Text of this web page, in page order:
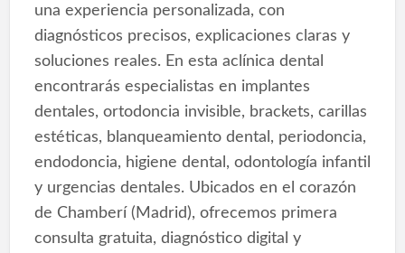
una experiencia personalizada, con
diagnósticos precisos, explicaciones claras y
soluciones reales. En esta aclínica dental
encontrarás especialistas en implantes
dentales, ortodoncia invisible, brackets, carillas
estéticas, blanqueamiento dental, periodoncia,
endodoncia, higiene dental, odontología infantil
y urgencias dentales. Ubicados en el corazón
de Chamberí (Madrid), ofrecemos primera
consulta gratuita, diagnóstico digital y